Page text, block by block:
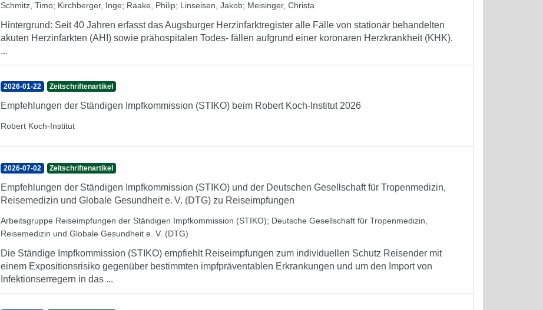
Schmitz, Timo; Kirchberger, Inge; Raake, Philip; Linseisen, Jakob; Meisinger, Christa
Hintergrund: Seit 40 Jahren erfasst das Augsburger Herzinfarktregister alle Fälle von stationär behandelten
akuten Herzinfarkten (AHI) sowie prähospitalen Todes- fällen aufgrund einer koronaren Herzkrankheit (KHK).
...
2026-01-22 Zeitschriftenartikel
Empfehlungen der Ständigen Impfkommission (STIKO) beim Robert Koch-Institut 2026
Robert Koch-Institut
2026-07-02 Zeitschriftenartikel
Empfehlungen der Ständigen Impfkommission (STIKO) und der Deutschen Gesellschaft für Tropenmedizin,
Reisemedizin und Globale Gesundheit e. V. (DTG) zu Reiseimpfungen
Arbeitsgruppe Reiseimpfungen der Ständigen Impfkommission (STIKO); Deutsche Gesellschaft für Tropenmedizin,
Reisemedizin und Globale Gesundheit e. V. (DTG)
Die Ständige Impfkommission (STIKO) empfiehlt Reiseimpfungen zum individuellen Schutz Reisender mit
einem Expositionsrisiko gegenüber bestimmten impfpräventablen Erkrankungen und um den Import von
Infektionserregern in das ...